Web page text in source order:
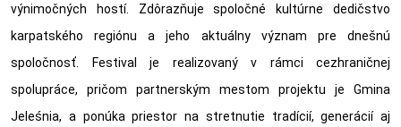
výnimočných hostí. Zdôrazňuje spoločné kultúrne dedičstvo
karpatského regiónu a jeho aktuálny význam pre dnešnú
spoločnosť. Festival je realizovaný v rámci cezhraničnej
spolupráce, pričom partnerským mestom projektu je Gmina
Jeleśnia, a ponúka priestor na stretnutie tradícií, generácií aj